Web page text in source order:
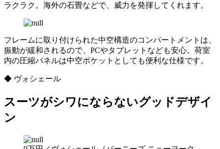
ラクラク。海外の石畳などで、威力を発揮してくれます。
フレームに取り付けられた中空構造のコンパートメントは、
振動が緩和されるので、PCやタブレットなども安心。荷室
内の圧縮パネルは中空ポケットとしても便利な仕様です。
◆ ヴォシェール
スーツがシワにならないグッドデザイ
ン